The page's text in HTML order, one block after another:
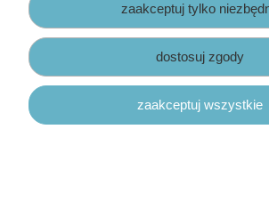
zaakceptuj tylko
dostosuj zgody
zaakceptuj wszystkie